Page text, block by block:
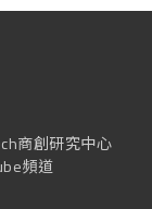
商創研究中心
頻道